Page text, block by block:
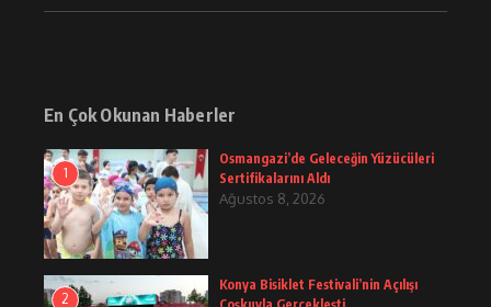
En Çok Okunan Haberler
1
Osmangazi’de Geleceğin Yüzücüleri
Sertifikalarını Aldı
Ağustos 8, 2026
2
Konya Bisiklet Festivali’nin Açılışı